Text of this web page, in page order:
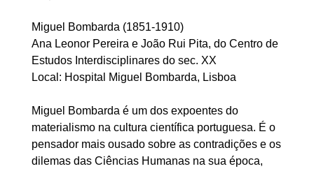
Miguel Bombarda (1851-1910)
Ana Leonor Pereira e João Rui Pita, do Centro de
Estudos Interdisciplinares do sec. XX
Local: Hospital Miguel Bombarda, Lisboa
Miguel Bombarda é um dos expoentes do
materialismo na cultura científica portuguesa. É o
pensador mais ousado sobre as contradições e os
dilemas das Ciências Humanas na sua época,